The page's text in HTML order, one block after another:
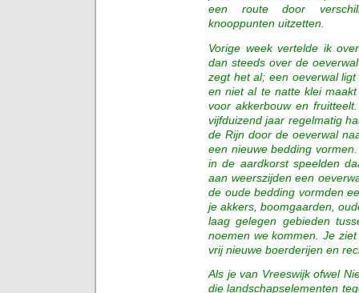
een route door
knooppunten uitzetten.
Vorige week vertelde ik
dan steeds over de
zegt het al; een oeverwal
en niet al te natte klei
voor akkerbouw en
vijfduizend jaar regelmatig
de Rijn door de oeverwal
een nieuwe bedding
in de aardkorst speelden
aan weerszijden een
de oude bedding vormden
je akkers, boomgaarden,
laag gelegen gebieden
noemen we kommen. Je
vrij nieuwe boerderijen en
Als je van Vreeswijk ofwel
die landschapselementen